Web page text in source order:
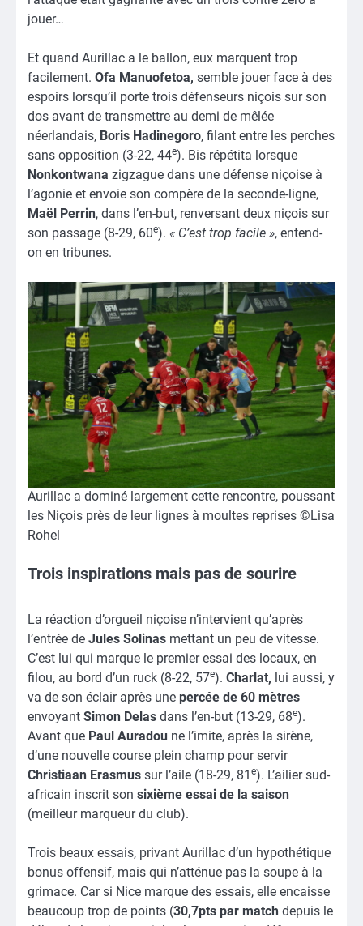
jouer…
Et quand Aurillac a le ballon, eux marquent trop
facilement. Ofa Manuofetoa, semble jouer face à des
espoirs lorsqu’il porte trois défenseurs niçois sur son
dos avant de transmettre au demi de mêlée
néerlandais, Boris Hadinegoro, filant entre les perches
sans opposition (3-22, 44e). Bis répétita lorsque
Nonkontwana zigzague dans une défense niçoise à
l’agonie et envoie son compère de la seconde-ligne,
Maël Perrin, dans l’en-but, renversant deux niçois sur
son passage (8-29, 60e). « C’est trop facile », entend-
on en tribunes.
Aurillac a dominé largement cette rencontre, poussant
les Niçois près de leur lignes à moultes reprises ©Lisa
Rohel
Trois inspirations mais pas de sourire
La réaction d’orgueil niçoise n’intervient qu’après
l’entrée de Jules Solinas mettant un peu de vitesse.
C’est lui qui marque le premier essai des locaux, en
filou, au bord d’un ruck (8-22, 57e). Charlat, lui aussi, y
va de son éclair après une percée de 60 mètres
envoyant Simon Delas dans l’en-but (13-29, 68e).
Avant que Paul Auradou ne l’imite, après la sirène,
d’une nouvelle course plein champ pour servir
Christiaan Erasmus sur l’aile (18-29, 81 e). L’ailier sud-
africain inscrit son sixième essai de la saison
(meilleur marqueur du club).
Trois beaux essais, privant Aurillac d’un hypothétique
bonus offensif, mais qui n’atténue pas la soupe à la
grimace. Car si Nice marque des essais, elle encaisse
beaucoup trop de points (30,7pts par match depuis le